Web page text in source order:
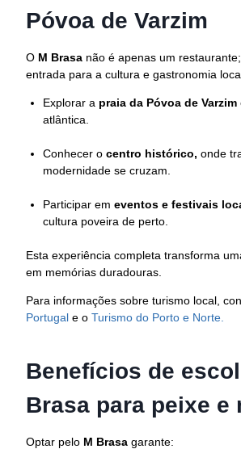
Póvoa de Varzim
O M Brasa não é apenas um
entrada para a cultura e gastronomia
Explorar a praia da Póvoa de Varzim
atlântica.
Conhecer o centro histórico, onde
modernidade se cruzam.
Participar em eventos e festivais
cultura poveira de perto.
Esta experiência completa transforma
em memórias duradouras.
Para informações sobre turismo local,
Portugal e oTurismo do Porto e Norte.
Benefícios de
Brasa para peixe e
Optar pelo M Brasa garante: